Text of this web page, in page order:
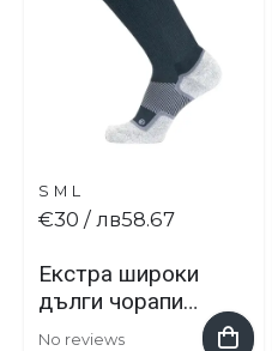
S M L
Екстра широки
дълги чорапи
OS1st® WP4™
No reviews
€30 / лв58.67